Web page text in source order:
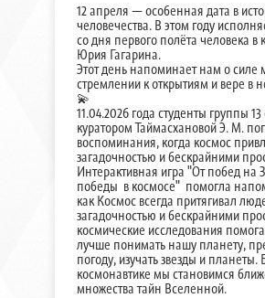
12 апреля — особенная дата в
человечества. В этом году
со дня первого полёта человека
Юрия Гагарина.
Этот день напоминает нам о силе
стремлении к открытиям и вере в
💫
11.04.2026 года студенты группы
куратором Таймасхановой Э. М.
воспоминания, когда космос
загадочностью и бескрайними
Интерактивная игра "От побед на
победы в космосе" помогла
как Космос всегда притягивал
загадочностью и бескрайними
космические исследования
лучше понимать нашу планету,
погоду, изучать звезды и планеты.
космонавтике мы становимся
множества тайн Вселенной.